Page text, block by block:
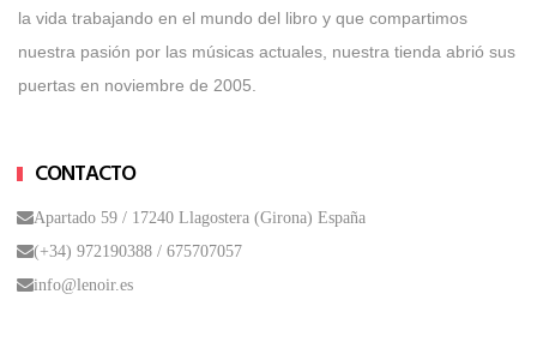
la vida trabajando en el mundo del libro y que compartimos
nuestra pasión por las músicas actuales, nuestra tienda abrió sus
puertas en noviembre de 2005.
CONTACTO
Apartado 59 / 17240 Llagostera (Girona) España
(+34) 972190388 / 675707057
info@lenoir.es